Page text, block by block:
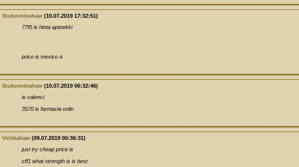
Stukovninahaw (10.07.2019 17:32:51)
77f5 is hinta apteekki
price is mexico a
Stukovninahaw (10.07.2019 06:32:46)
is valenci
3570 is farmacia onlin
Vichkahaw (09.07.2019 00:36:31)
just try cheap price is
cff1 what strength is is best